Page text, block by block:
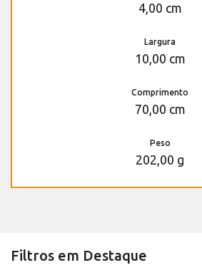
4,00 cm
Largura
10,00 cm
Comprimento
70,00 cm
Peso
202,00 g
Filtros em Destaque